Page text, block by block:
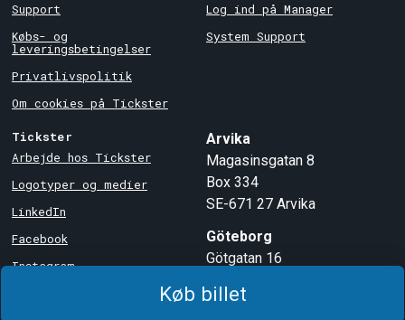
Køb billet
Support
Købs- og
leveringsbetingelser
Privatlivspolitik
Om cookies på Tickster
Log ind på Manager
System Support
Tickster
Arbejde hos Tickster
Logotyper og medier
LinkedIn
Facebook
Instagram
Arvika
Magasinsgatan 8
Box 334
SE-671 27 Arvika
Göteborg
Götgatan 16